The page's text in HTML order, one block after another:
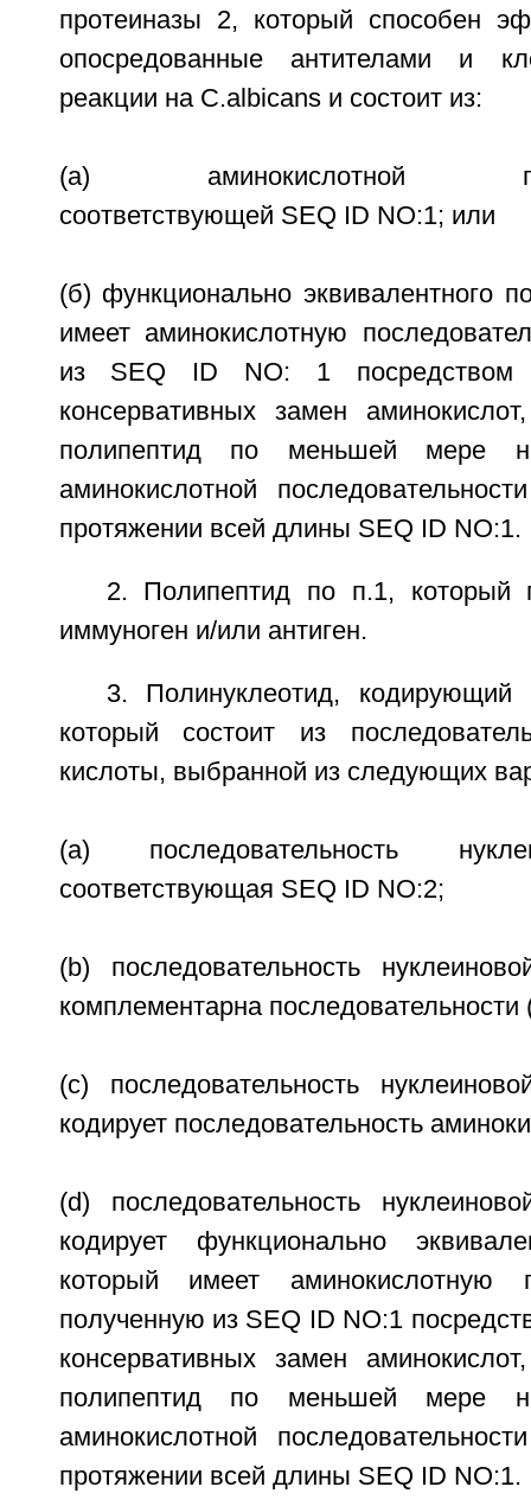
протеиназы 2, который способен
опосредованные антителами и
реакции на C.albicans и состоит из:
(а) аминокислотной
соответствующей SEQ ID NO:1; или
(б) функционально эквивалентного
имеет аминокислотную
из SEQ ID NO: 1 посредством
консервативных замен
полипептид по меньшей мере
аминокислотной
протяжении всей длины SEQ ID NO:1.
2. Полипептид по п.1, который
иммуноген и/или антиген.
3. Полинуклеотид, кодирующий
который состоит из
кислоты, выбранной из следующих
(a) последовательность
соответствующая SEQ ID NO:2;
(b) последовательность
комплементарна последовательности
(c) последовательность
кодирует последовательность
(d) последовательность
кодирует функционально
который имеет аминокислотную
полученную из SEQ ID NO:1
консервативных замен
полипептид по меньшей мере
аминокислотной
протяжении всей длины SEQ ID NO:1.